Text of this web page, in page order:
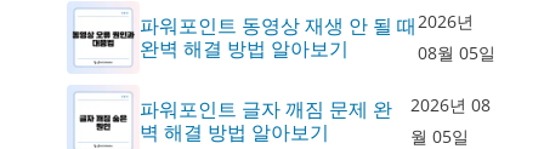
파워포인트 동영상 재생 안 될 때
완벽 해결 방법 알아보기
2026년
08월 05일
파워포인트 글자 깨짐 문제 완
벽 해결 방법 알아보기
2026년 08
월 05일